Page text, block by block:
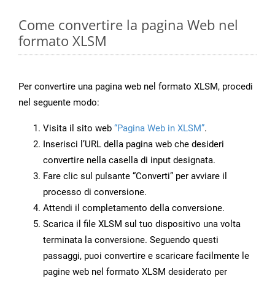
Come convertire la pagina Web nel
formato XLSM
Per convertire una pagina web nel formato XLSM, procedi
nel seguente modo:
Visita il sito web “Pagina Web in XLSM”.
Inserisci l’URL della pagina web che desideri
convertire nella casella di input designata.
Fare clic sul pulsante “Converti” per avviare il
processo di conversione.
Attendi il completamento della conversione.
Scarica il file XLSM sul tuo dispositivo una volta
terminata la conversione. Seguendo questi
passaggi, puoi convertire e scaricare facilmente le
pagine web nel formato XLSM desiderato per